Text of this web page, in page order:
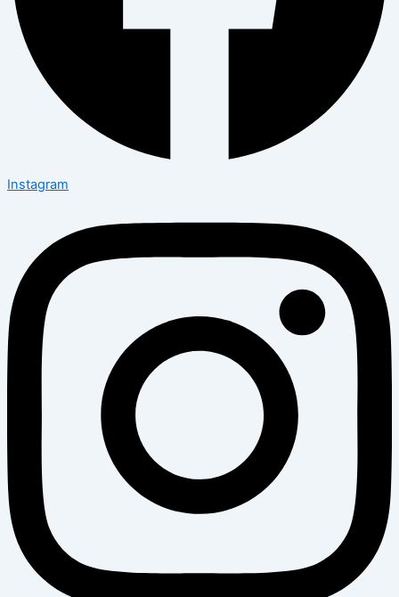
Instagram